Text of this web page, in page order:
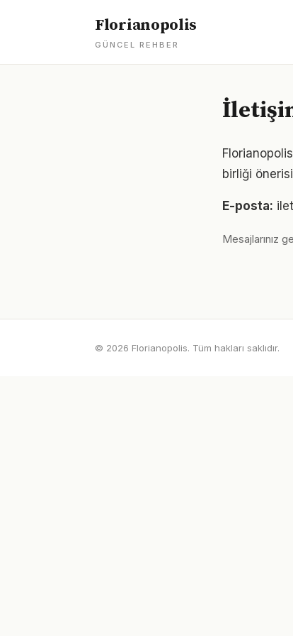
Florianopolis
GÜNCEL REHBER
birliği
E-posta:
Mesajlarınız
© 2026 Florianopolis. Tüm hakları saklıdır.